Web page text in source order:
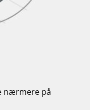
nærmere på